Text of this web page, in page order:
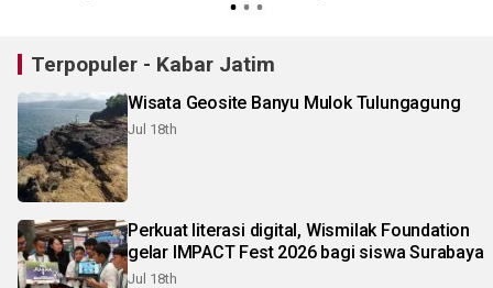
Terpopuler - Kabar Jatim
Wisata Geosite Banyu Mulok Tulungagung
Jul 18th
Perkuat literasi digital, Wismilak Foundation
gelar IMPACT Fest 2026 bagi siswa Surabaya
Jul 18th